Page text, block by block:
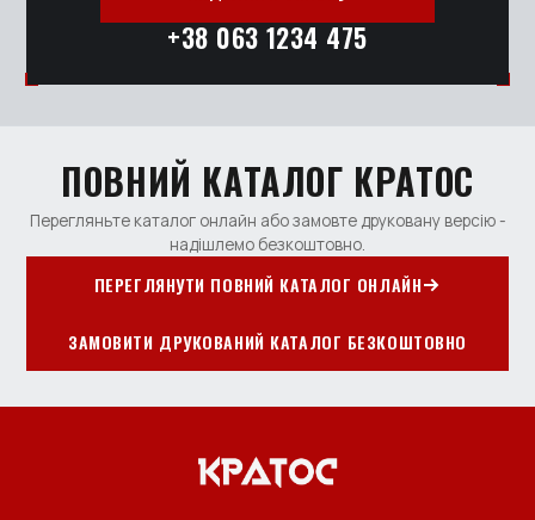
+38 063 1234 475
ПОВНИЙ КАТАЛОГ КРАТОС
Перегляньте каталог онлайн або замовте друковану версію -
надішлемо безкоштовно.
ПЕРЕГЛЯНУТИ ПОВНИЙ КАТАЛОГ ОНЛАЙН
ЗАМОВИТИ ДРУКОВАНИЙ КАТАЛОГ БЕЗКОШТОВНО